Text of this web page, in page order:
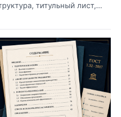
титульный лист,
список
типичные ошибки перед